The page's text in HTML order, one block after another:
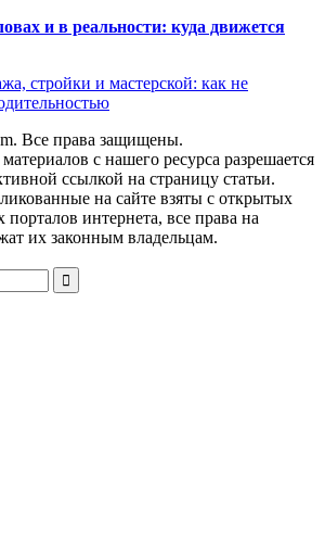
и в реальности: куда движется
стройки и мастерской: как не
Все права защищены.
с нашего ресурса разрешается
ссылкой на страницу статьи.
на сайте взяты с открытых
интернета, все права на
их законным владельцам.